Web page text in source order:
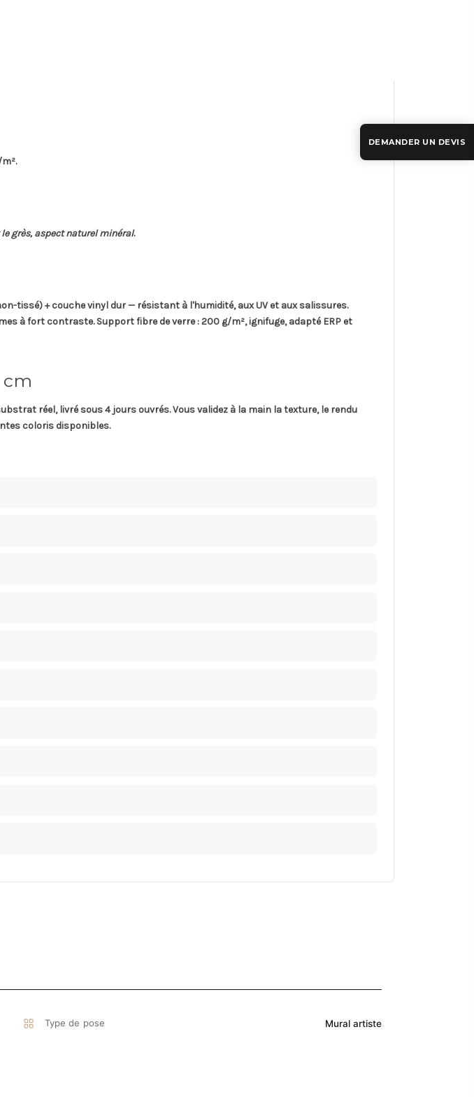
.
grès, aspect naturel minéral.
tissé) + couche vinyl dur — résistant à l'humidité, aux UV et aux salissures.
à fort contraste.Support fibre de verre: 200 g/m², ignifuge, adapté ERP et
cm
réel, livré sous4 jours ouvrés. Vous validez à la main la texture, le rendu
coloris disponibles.
Type de pose Mural artiste
DEMANDER UN DEVIS